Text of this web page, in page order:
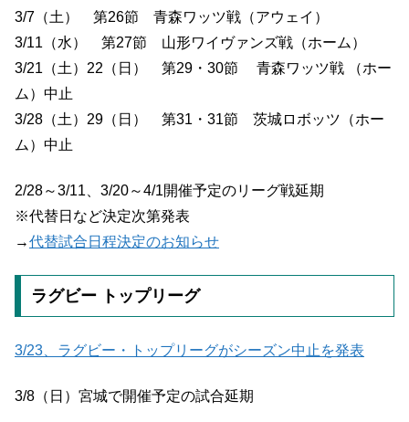
3/7（土） 第26節 青森ワッツ戦（アウェイ）
3/11（水） 第27節 山形ワイヴァンズ戦（ホーム）
3/21（土）22（日） 第29・30節 青森ワッツ戦 （ホー
ム）中止
3/28（土）29（日） 第31・31節 茨城ロボッツ（ホー
ム）中止
2/28～3/11、3/20～4/1開催予定のリーグ戦延期
※代替日など決定次第発表
→代替試合日程決定のお知らせ
ラグビー トップリーグ
3/23、ラグビー・トップリーグがシーズン中止を発表
3/8（日）宮城で開催予定の試合延期